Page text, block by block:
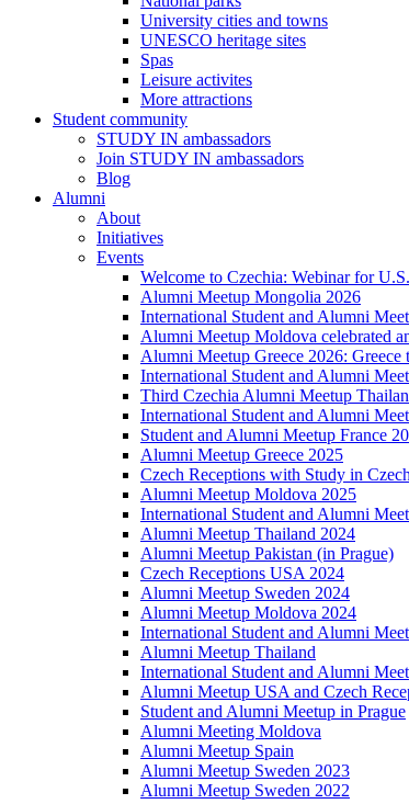
University cities and towns
UNESCO heritage sites
Spas
Leisure activites
More attractions
Student community
STUDY IN ambassadors
Join STUDY IN ambassadors
Blog
Alumni
About
Initiatives
Events
Welcome to Czechia: Webinar for
Alumni Meetup Mongolia 2026
International Student and Alumni
Alumni Meetup Moldova celebrated
Alumni Meetup Greece 2026:
International Student and Alumni
Third Czechia Alumni Meetup
International Student and Alumni
Student and Alumni Meetup France
Alumni Meetup Greece 2025
Czech Receptions with Study in
Alumni Meetup Moldova 2025
International Student and Alumni
Alumni Meetup Thailand 2024
Alumni Meetup Pakistan (in Prague)
Czech Receptions USA 2024
Alumni Meetup Sweden 2024
Alumni Meetup Moldova 2024
International Student and Alumni
Alumni Meetup Thailand
International Student and Alumni
Alumni Meetup USA and Czech
Student and Alumni Meetup in Prague
Alumni Meeting Moldova
Alumni Meetup Spain
Alumni Meetup Sweden 2023
Alumni Meetup Sweden 2022